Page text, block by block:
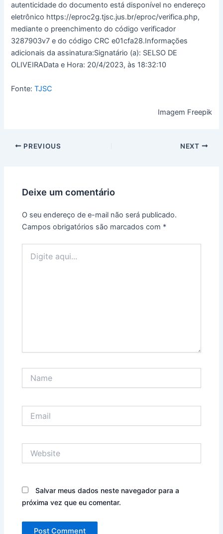
autenticidade do documento está disponível no endereço
eletrônico https://eproc2g.tjsc.jus.br/eproc/verifica.php,
mediante o preenchimento do código verificador
3287903v7 e do código CRC e01cfa28.Informações
adicionais da assinatura:Signatário (a): SELSO DE
OLIVEIRAData e Hora: 20/4/2023, às 18:32:10
Fonte:TJSC
Imagem Freepik
PREVIOUS NEXT
Deixe um comentário
O seu endereço de e-mail não será publicado.
Campos obrigatórios são marcados com *
aqui...
Salvar meus dados neste navegador para a
próxima vez que eu comentar.